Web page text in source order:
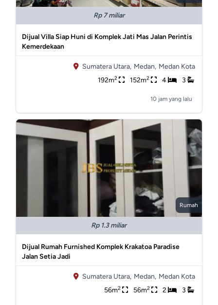
Rp 7 miliar
Dijual Villa Siap Huni di Komplek Jati Mas Jalan Perintis
Kemerdekaan
Sumatera Utara, Medan, Medan Kota
192m2 152m2 4 3
10 jam yang lalu
Rumah
Rp 1.3 miliar
Dijual Rumah Furnished Komplek Krakatoa Paradise
Jalan Setia Jadi
Sumatera Utara, Medan, Medan Kota
56m2 56m2 2 3